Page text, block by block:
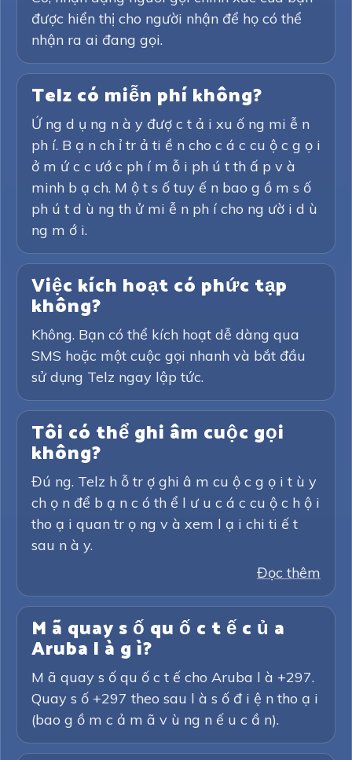
được hiển thị cho người nhận để họ có thể
nhận ra ai đang gọi.
Telz có miễn phí không?
Ứ ng d ụ ng n à y đượ c t ả i xu ố ng mi ễ n
ph í. B ạ n ch ỉ tr ả ti ề n cho c á c cu ộ c g ọ i
ở m ứ c c ướ c ph í m ỗ i ph ú t th ấ p v à
minh b ạ ch. M ộ t s ố tuy ế n bao g ồ m s ố
ph ú t d ù ng th ử mi ễ n ph í cho ng ườ i d ù
ng m ớ i.
Việc kích hoạt có phức tạp
không?
Không. Bạn có thể kích hoạt dễ dàng qua
SMS hoặc một cuộc gọi nhanh và bắt đầu
sử dụng Telz ngay lập tức.
Tôi có thể ghi âm cuộc gọi
không?
Đú ng. Telz h ỗ tr ợ ghi â m cu ộ c g ọ i t ù y
ch ọ n để b ạ n c ó th ể l ư u c á c cu ộ c h ộ i
tho ạ i quan tr ọ ng v à xem l ạ i chi ti ế t
sau n à y.
Đọc thêm
M ã quay s ố qu ố c t ế c ủ a
Aruba l à g ì?
M ã quay s ố qu ố c t ế cho Aruba l à +297.
Quay s ố +297 theo sau l à s ố đ i ệ n tho ạ i
(bao g ồ m c ả m ã v ù ng n ế u c ầ n).